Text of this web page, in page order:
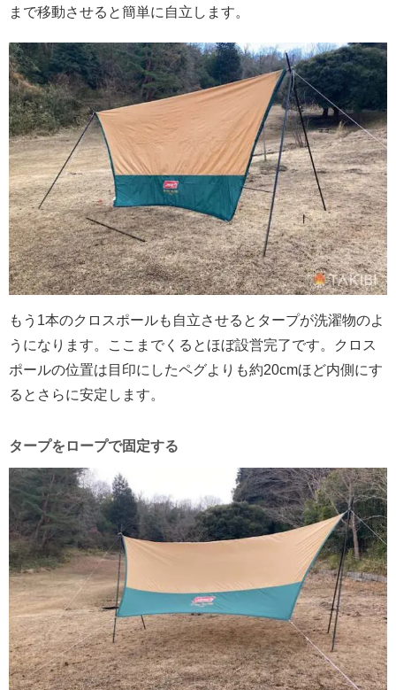
まで移動させると簡単に自立します。
もう1本のクロスポールも自立させるとタープが洗濯物のよ
うになります。ここまでくるとほぼ設営完了です。クロス
ポールの位置は目印にしたペグよりも約20cmほど内側にす
るとさらに安定します。
タープをロープで固定する